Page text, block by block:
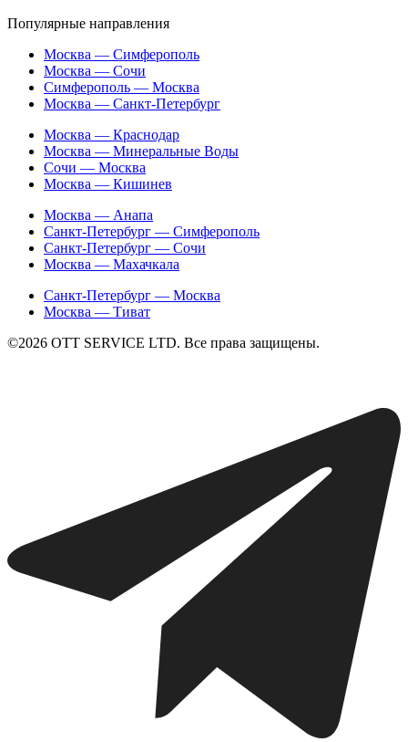
Популярные направления
Москва — Симферополь
Москва — Сочи
Симферополь — Москва
Москва — Санкт-Петербург
Москва — Краснодар
Москва — Минеральные Воды
Сочи — Москва
Москва — Кишинев
Москва — Анапа
Санкт-Петербург — Симферополь
Санкт-Петербург — Сочи
Москва — Махачкала
Санкт-Петербург — Москва
Москва — Тиват
©2026 ОТТ SERVICE LTD. Все права защищены.